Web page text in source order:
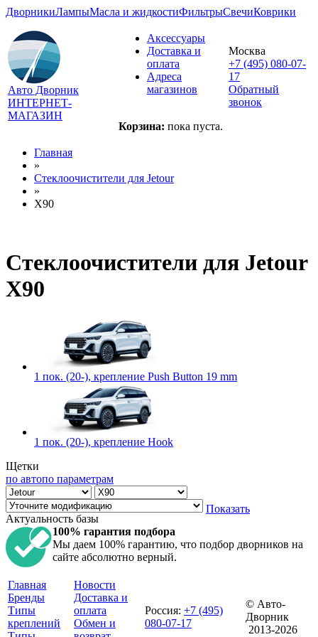
ДворникиЛампыМасла и жидкостиФильтрыСвечиКоврики
Авто Дворник
ИНТЕРНЕТ-
МАГАЗИН
Аксессуары
Доставка и
оплата
Адреса
магазинов
Корзина: пока пуста.
Москва
+7 (495) 080-07-
17
Обратный
звонок
Главная
»
Стеклоочистители для Jetour
»
X90
Стеклоочистители для Jetour
X90
1 пок. (20-), крепление Push Button 19 mm
1 пок. (20-), крепление Hook
Щетки
по автопо параметрам
Показать
Актуальность базы
100% гарантия подбора
Мы даем 100% гарантию, что подбор дворников на
сайте абсолютно верный.
Главная
Бренды
Типы
креплений
Новости
Доставка и
оплата
Обмен и
Россия: +7 (495)
080-07-17
© Авто-
Дворник
2013-2026